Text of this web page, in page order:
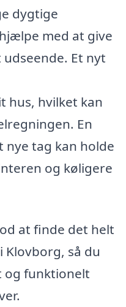
dygtige
med at give
Et nyt
hus, hvilket kan
En
nye tag kan holde
og køligere
at finde det helt
så du
og funktionelt